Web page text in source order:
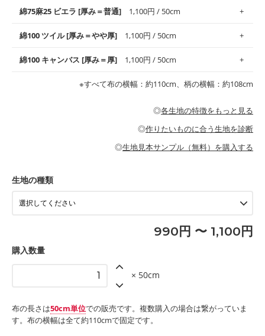
般にお使いいただけます。
※レッスンバッグ、上履き袋などの通園通学グッズにはツイル生
・布団カバーなどの寝具、カーテン
柔らかくふんわりとした肌触りが特徴です。ベビー用品やハンカ
チなど直接肌に触れるアイテムに最適です。高い吸湿性・通気性
す。
・スタイ、おくるみなどのベビーグッズ
・ブラウス、チュニック、ワンピースなどの洋服
・パジャマなどの寝具
上質で薄手の平織りの生地です。軽やかさとなめらかな手触りの
良さが魅力。透け感があるので、涼しげなトップスなどに最適で
・ブラウス、シャツ、チュニックなどのトップス
綿75麻25 ビエラ [厚み＝普通] 1,100円 / 50cm
コットン75％リネン25％の当店のビエラ生地は、オックス生地よ
りもふんわりとした柔らかい質感と適度な落ち感を感じられるの
綿100 ツイル [厚み＝やや厚] 1,100円 / 50cm
綾織りの生地です。しっかりとした張りと厚みがありながらも柔
らかいのが特徴です。生地の厚みは中厚手です。1枚でも透け感
・カーテン、エプロン、テーブルクロスなどの暮らしのアイテム
・パンツ、タックスカートなどのボトムス
もっと詳しく見る
綿100 キャンバス [厚み＝厚] 1,100円 / 50cm
耐久性があります。トートバッグ・ポーチ・ペンケースなどの布
小物、インテリア用品に向いています。
・工作用エプロン
もっと詳しく見る
※すべて布の横幅：約110cm、柄の横幅：約108cm
◎各生地の特徴をもっと見る
◎作りたいものに合う生地を診断
◎生地見本サンプル（無料）を購入する
生地の種類
990円 〜 1,100円
購入数量
× 50cm
布の長さは50cm単位での販売です。複数購入の場合は繋がっていま
す。布の横幅は全て約110cmで固定です。